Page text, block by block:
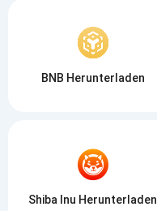
BNB Herunterladen
Shiba Inu Herunterladen